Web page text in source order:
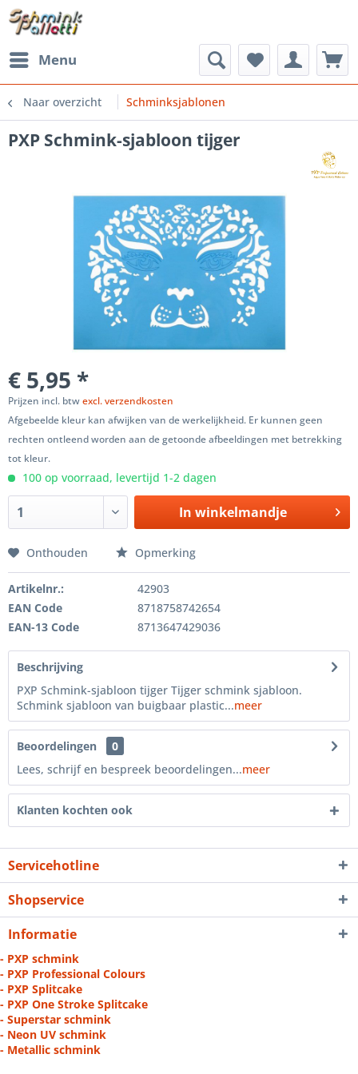
Menu
Naar overzicht Schminksjablonen
PXP Schmink-sjabloon tijger
€ 5,95 *
Prijzen incl. btwexcl. verzendkosten
Afgebeelde kleur kan afwijken van de werkelijkheid. Er kunnen geen
rechten ontleend worden aan de getoonde afbeeldingen met betrekking
tot kleur.
100 op voorraad, levertijd 1-2 dagen
In winkelmandje
Onthouden Opmerking
Artikelnr.:
42903
EAN Code
8718758742654
EAN-13 Code
8713647429036
Beschrijving
PXP Schmink-sjabloon tijger Tijger schmink sjabloon.
Schmink sjabloon van buigbaar plastic...meer
Beoordelingen
0
Lees, schrijf en bespreek beoordelingen...meer
Klanten kochten ook
Servicehotline
Shopservice
Informatie
- PXP schmink
- PXP Professional Colours
- PXP Splitcake
- PXP One Stroke Splitcake
- Superstar schmink
- Neon UV schmink
- Metallic schmink